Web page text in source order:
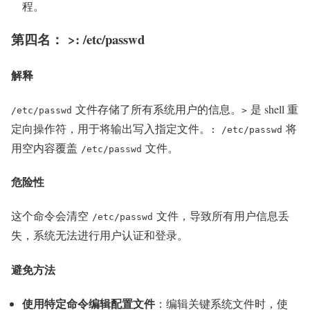
程。
第四名： >: /etc/passwd
解释
/etc/passwd 文件存储了所有系统用户的信息。 > 是 shell 重
定向操作符，用于将输出写入指定文件。
: /etc/passwd 将
用空内容覆盖 /etc/passwd 文件。
危险性
这个命令会清空 /etc/passwd 文件，导致所有用户信息丢
失，系统无法进行用户认证和登录。
避免方法
使用特定命令编辑配置文件：编辑关键系统文件时，使